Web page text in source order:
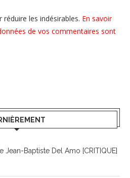
les indésirables. En savoir
de vos commentaires sont
Jean-Baptiste Del Amo [CRITIQUE]